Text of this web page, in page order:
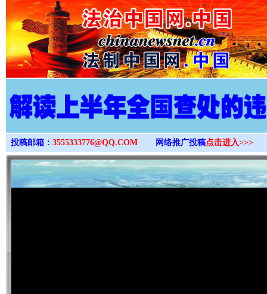
>
投稿邮箱： 3555333776@QQ.COM 网络推广投稿点击进入>>>